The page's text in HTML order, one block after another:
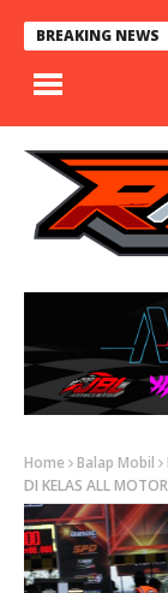
BREAKING NEWS
BaraBere Asal
Home Balap Mobil
DI KELAS ALL